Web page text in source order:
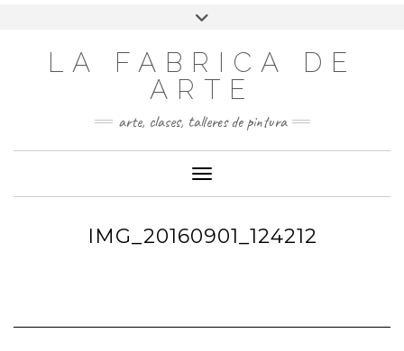
LA FABRICA DE
ARTE
arte, clases, talleres de pintura
Cambiar modo de navegación
IMG_20160901_124212